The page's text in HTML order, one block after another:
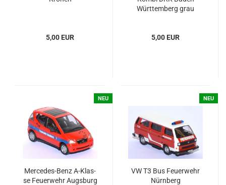
5,00 EUR
Würt­tem­berg grau
5,00 EUR
NEU
Mercedes-​​Benz A-​Klas­
se Feu­er­wehr Augs­burg
NEU
VW T3 Bus Feu­er­wehr
Nürn­berg